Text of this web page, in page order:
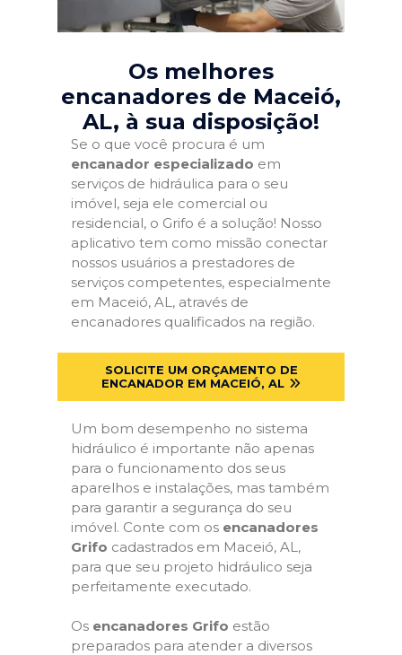
Os melhores
encanadores de Maceió,
AL, à sua disposição!
Se o que você procura é um
encanador especializado em
serviços de hidráulica para o seu
imóvel, seja ele comercial ou
residencial, o Grifo é a solução! Nosso
aplicativo tem como missão conectar
nossos usuários a prestadores de
serviços competentes, especialmente
em Maceió, AL, através de
encanadores qualificados na região.
SOLICITE UM ORÇAMENTO DE
ENCANADOR EM MACEIÓ, AL
Um bom desempenho no sistema
hidráulico é importante não apenas
para o funcionamento dos seus
aparelhos e instalações, mas também
para garantir a segurança do seu
imóvel. Conte com os encanadores
Grifo cadastrados em Maceió, AL,
para que seu projeto hidráulico seja
perfeitamente executado.
Os encanadores Grifo estão
preparados para atender a diversos